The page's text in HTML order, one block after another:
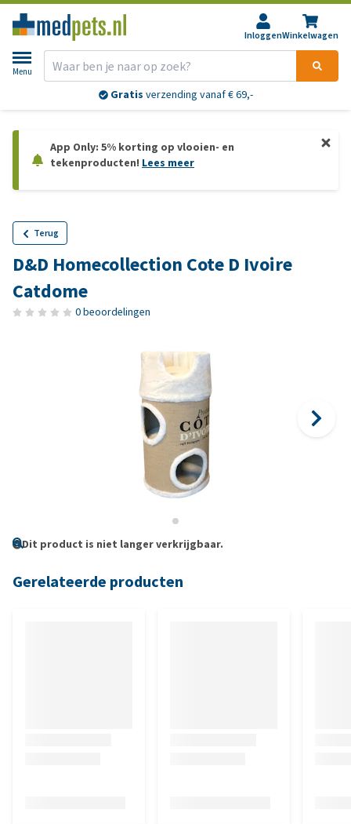
InloggenWinkelwagen
Menu
Gratis verzending vanaf € 69,-
App Only: 5% korting op vlooien- en
tekenproducten! Lees meer
Terug
D&D Homecollection Cote D Ivoire
Catdome
0 beoordelingen
Dit product is niet langer verkrijgbaar.
Gerelateerde producten